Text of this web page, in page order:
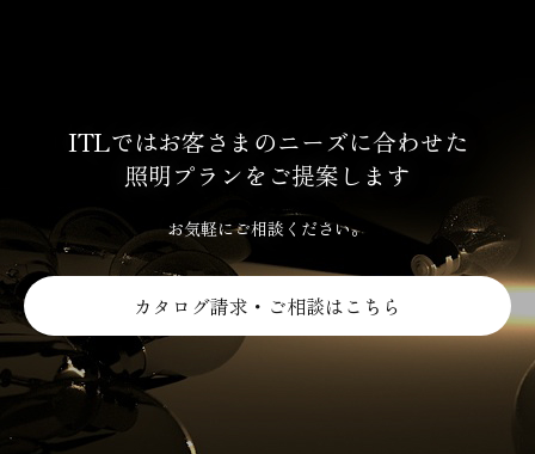
ITLではお客さまのニーズに合わせた
照明プランをご提案します
お気軽にご相談ください。
カタログ請求・ご相談はこちら